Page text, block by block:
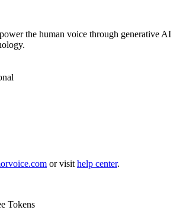
the human voice through generative AI
or visit help center.
Tokens